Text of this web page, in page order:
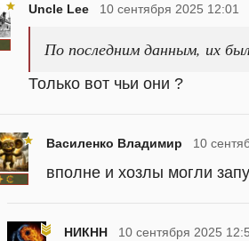
Uncle Lee 10 сентября 2025 12:01
По последним данным, их
Только вот чьи они ?
Василенко Владимир 10
вполне и хозлы могли
НИКНН 10 сентября 2025